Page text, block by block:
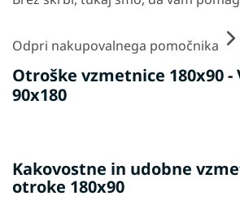
Otroške vzmetnice 180x90 -
90x180
Odpri nakupovalnega pomočnika
Kakovostne in udobne
otroke 180x90